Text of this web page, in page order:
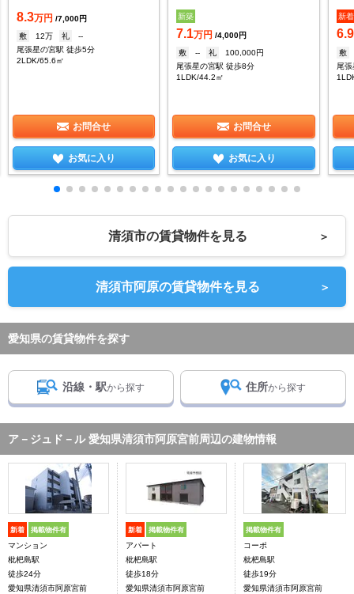
8.3万円 /7,000円
敷
12万 礼
--
尾張星の宮駅 徒歩5分
2LDK/65.6㎡
お問合せ
お気に入り
新築
7.1万円 /4,000円
敷
-- 礼
100,000円
尾張星の宮駅 徒歩8分
1LDK/44.2㎡
お問合せ
お気に入り
新着
6.9
敷
尾
清須市の賃貸物件を見る ＞
清須市阿原の賃貸物件を見る ＞
愛知県の賃貸物件を探す
沿線・駅から探す 住所から探す
ア－ジュド－ル 愛知県清須市阿原宮前周辺の建物情報
新着 掲載物件有
マンション
枇杷島駅
徒歩24分
愛知県清須市阿原宮前
新着 掲載物件有
アパート
枇杷島駅
徒歩18分
愛知県清須市阿原宮前
掲載物件有
コーポ
枇杷島駅
徒歩19分
愛知県清須市阿原宮前